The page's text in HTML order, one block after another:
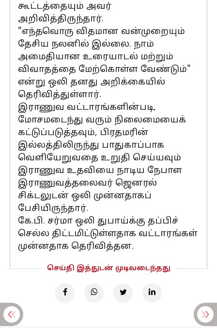
கூட்டத்தையும் அவர்
அறிவித்திருந்தார்.
"எந்தவொரு விதமான வன்முறையும்
தேசிய நலனில் இல்லை. நாம்
அமைதியான உரையாடல் மற்றும்
விவாதத்தை மேற்கொள்ள வேண்டும்"
என்று ஒலி தனது அறிக்கையில்
தெரிவித்துள்ளார்.
இராணுவ வட்டாரங்களின்படி,
மோசமடைந்து வரும் நிலைமையைக்
கட்டுப்படுத்தவும், பிரதமரின்
இல்லத்திலிருந்து பாதுகாப்பாக
வெளியேறுவதை உறுதி செய்யவும்
இராணுவ உதவியை நாடிய நேபாள
இராணுவத்தலைவர் ஜெனரல்
சிக்டலுடன் ஒலி முன்னதாகப்
பேசியிருந்தார்.
கே.பி. சர்மா ஒலி துபாய்க்கு தப்பிச்
செல்ல திட்டமிட்டுள்ளதாக வட்டாரங்கள்
முன்னதாக தெரிவித்தன.
செய்தி இத்துடன் முடிவடைந்தது